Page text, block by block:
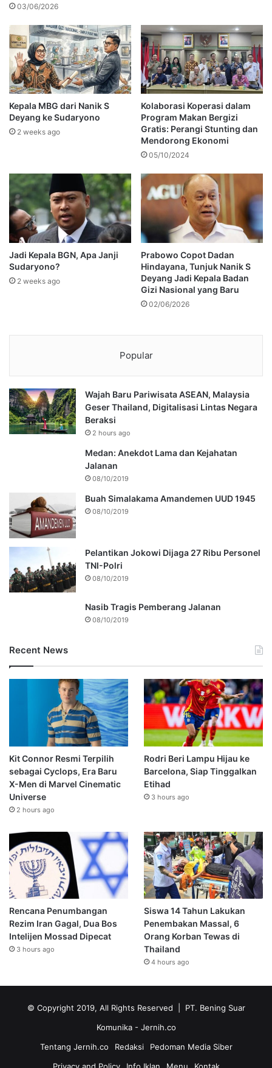
03/06/2026
Kepala MBG dari Nanik S
Deyang ke Sudaryono
2 weeks ago
Kolaborasi Koperasi dalam
Program Makan Bergizi
Gratis: Perangi Stunting dan
Mendorong Ekonomi
05/10/2024
Jadi Kepala BGN, Apa Janji
Sudaryono?
2 weeks ago
Prabowo Copot Dadan
Hindayana, Tunjuk Nanik S
Deyang Jadi Kepala Badan
Gizi Nasional yang Baru
02/06/2026
Popular
Wajah Baru Pariwisata ASEAN, Malaysia
Geser Thailand, Digitalisasi Lintas Negara
Beraksi
2 hours ago
Medan: Anekdot Lama dan Kejahatan
Jalanan
08/10/2019
Buah Simalakama Amandemen UUD 1945
08/10/2019
Pelantikan Jokowi Dijaga 27 Ribu Personel
TNI-Polri
08/10/2019
Nasib Tragis Pemberang Jalanan
08/10/2019
Recent News
Kit Connor Resmi Terpilih
sebagai Cyclops, Era Baru
X-Men di Marvel Cinematic
Universe
2 hours ago
Rodri Beri Lampu Hijau ke
Barcelona, Siap Tinggalkan
Etihad
3 hours ago
Rencana Penumbangan
Rezim Iran Gagal, Dua Bos
Intelijen Mossad Dipecat
3 hours ago
Siswa 14 Tahun Lakukan
Penembakan Massal, 6
Orang Korban Tewas di
Thailand
4 hours ago
© Copyright 2019, All Rights Reserved | PT. Bening Suar
Komunika - Jernih.co
Tentang Jernih.co
Redaksi
Pedoman Media Siber